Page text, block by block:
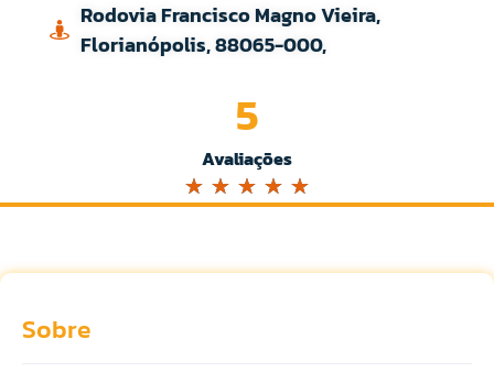
Rodovia Francisco Magno Vieira,
Florianópolis, 88065-000,
Avaliações
5
☆ ☆ ☆ ☆ ☆
Sobre